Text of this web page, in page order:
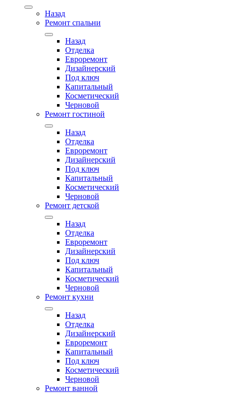
Назад
Ремонт спальни
Назад
Отделка
Евроремонт
Дизайнерский
Под ключ
Капитальный
Косметический
Черновой
Ремонт гостиной
Назад
Отделка
Евроремонт
Дизайнерский
Под ключ
Капитальный
Косметический
Черновой
Ремонт детской
Назад
Отделка
Евроремонт
Дизайнерский
Под ключ
Капитальный
Косметический
Черновой
Ремонт кухни
Назад
Отделка
Дизайнерский
Евроремонт
Капитальный
Под ключ
Косметический
Черновой
Ремонт ванной